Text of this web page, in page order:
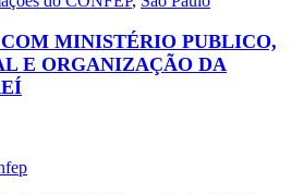
COM MINISTÉRIO PUBLICO,
E ORGANIZAÇÃO DA